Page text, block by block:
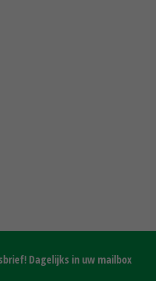
Dagelijks in uw mailbox